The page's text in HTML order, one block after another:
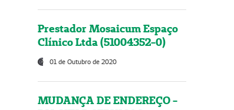
Prestador Mosaicum Espaço
Clínico Ltda (51004352-0)
01 de Outubro de 2020
MUDANÇA DE ENDEREÇO -